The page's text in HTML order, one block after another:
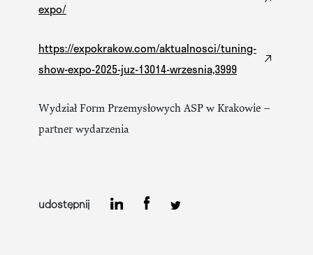
expo/
https://expokrakow.com/aktualnosci/tuning-
show-expo-2025-juz-13014-wrzesnia,3999
Wydział Form Przemysłowych ASP w Krakowie –
partner wydarzenia
udostępnij